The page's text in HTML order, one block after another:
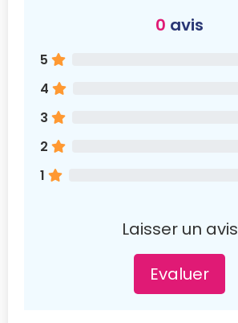
0 avis
5
4
3
2
1
Laisser un avis
Evaluer